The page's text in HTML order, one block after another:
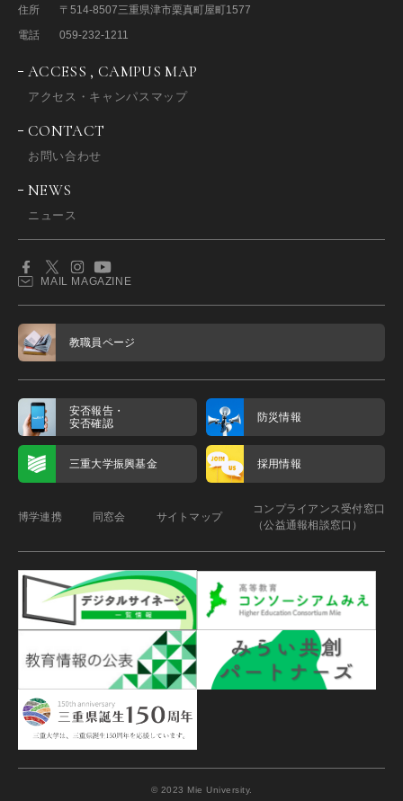
住所 〒514-8507三重県津市栗真町屋町1577
電話
059-232-1211
ACCESS , CAMPUS MAP
アクセス・キャンパスマップ
CONTACT
お問い合わせ
NEWS
ニュース
MAIL MAGAZINE
教職員ページ
安否報告・
安否確認
防災情報
三重大学振興基金 採用情報
博学連携 同窓会 サイトマップ
コンプライアンス受付窓口
（公益通報相談窓口）
© 2023 Mie University.